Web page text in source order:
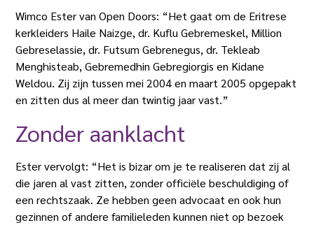
Wimco Ester van Open Doors: “Het gaat om de Eritrese
kerkleiders Haile Naizge, dr. Kuflu Gebremeskel, Million
Gebreselassie, dr. Futsum Gebrenegus, dr. Tekleab
Menghisteab, Gebremedhin Gebregiorgis en Kidane
Weldou. Zij zijn tussen mei 2004 en maart 2005 opgepakt
en zitten dus al meer dan twintig jaar vast.”
Zonder aanklacht
Ester vervolgt: “Het is bizar om je te realiseren dat zij al
die jaren al vast zitten, zonder officiële beschuldiging of
een rechtszaak. Ze hebben geen advocaat en ook hun
gezinnen of andere familieleden kunnen niet op bezoek